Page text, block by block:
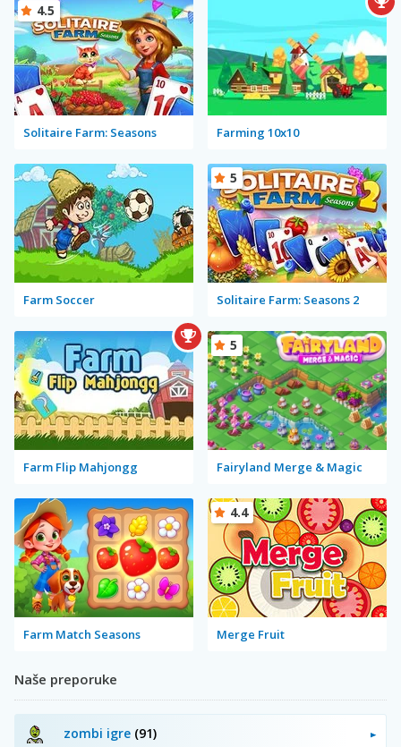
Solitaire Farm: Seasons
4.5
Farming 10x10
Farm Soccer Solitaire Farm: Seasons 2
5
Farm Flip Mahjongg Fairyland Merge & Magic
5
Farm Match Seasons Merge Fruit
4.4
Naše preporuke
zombi igre (91)